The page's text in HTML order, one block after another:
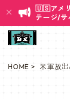
🇺🇸アメリ
テージ/サ
HOME 米軍放